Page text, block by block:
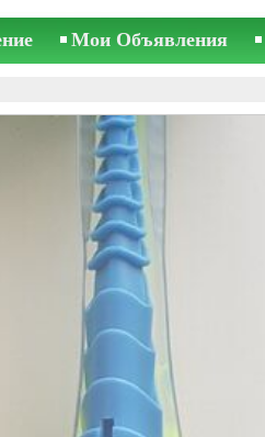
Мои Объявления